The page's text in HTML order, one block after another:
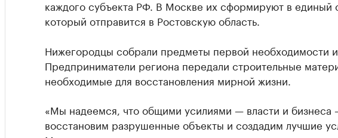
каждого субъекта РФ. В Москве их сформируют в единый
который отправится в Ростовскую область.
Нижегородцы собрали предметы первой необходимости и
Предприниматели региона передали строительные
необходимые для восстановления мирной жизни.
«Мы надеемся, что общими усилиями — власти и бизнеса
восстановим разрушенные объекты и создадим лучшие